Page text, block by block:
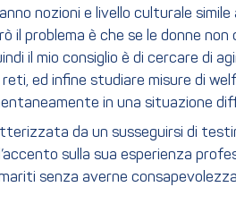
nozioni e livello culturale
il problema è che se le donne
il mio consiglio è di cercare di
ed infine studiare misure di
in una situazione
da un susseguirsi di
sulla sua esperienza
senza averne